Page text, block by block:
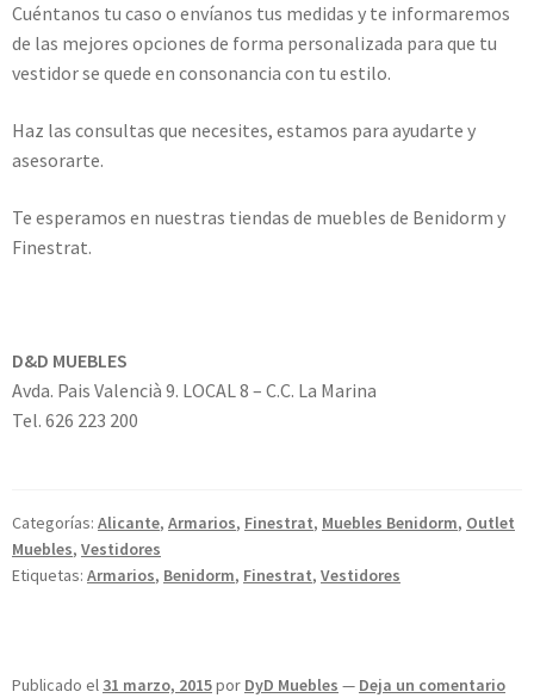
Cuéntanos tu caso o envíanos tus medidas y te informaremos
de las mejores opciones de forma personalizada para que tu
vestidor se quede en consonancia con tu estilo.
Haz las consultas que necesites, estamos para ayudarte y
asesorarte.
Te esperamos en nuestras tiendas de muebles de Benidorm y
Finestrat.
D&D MUEBLES
Avda. Pais Valencià 9. LOCAL 8 – C.C. La Marina
Tel. 626 223 200
Categorías: Alicante, Armarios, Finestrat, Muebles Benidorm, Outlet
Muebles, Vestidores
Etiquetas: Armarios, Benidorm, Finestrat, Vestidores
Publicado el 31 marzo, 2015por DyD Muebles — Deja un comentario